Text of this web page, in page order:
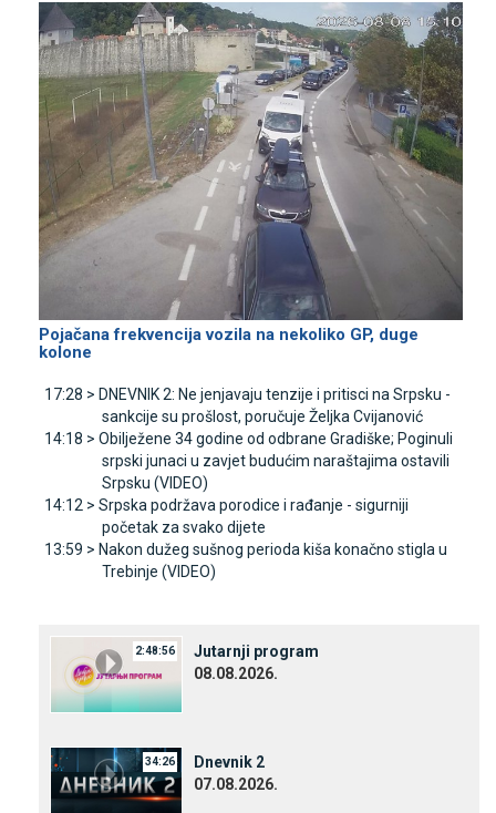
Pojačana frekvencija vozila na nekoliko GP, duge
kolone
17:28 > DNEVNIK 2: Ne jenjavaju tenzije i pritisci na Srpsku -
sankcije su prošlost, poručuje Željka Cvijanović
14:18 > Obilježene 34 godine od odbrane Gradiške; Poginuli
srpski junaci u zavjet budućim naraštajima ostavili
Srpsku (VIDEO)
14:12 > Srpska podržava porodice i rađanje - sigurniji
početak za svako dijete
13:59 > Nakon dužeg sušnog perioda kiša konačno stigla u
Trebinje (VIDEO)
2:48:56
Јutarnji program
08.08.2026.
34:26
Dnevnik 2
07.08.2026.